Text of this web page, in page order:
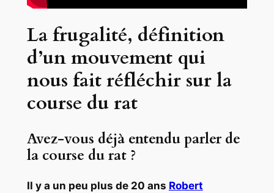
La frugalité, définition
d’un mouvement qui
nous fait réfléchir sur la
course du rat
Avez-vous déjà entendu parler de
la course du rat ?
Il y a un peu plus de 20 ans Robert